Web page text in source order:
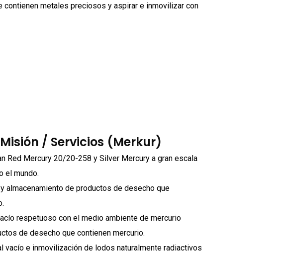
metales preciosos y aspirar e inmovilizar con
/ Servicios (Merkur)
Red Mercury 20/20-258 y Silver Mercury a gran escala
el mundo.
almacenamiento de productos de desecho que
respetuoso con el medio ambiente de mercurio
de desecho que contienen mercurio.
vacío e inmovilización de lodos naturalmente radiactivos